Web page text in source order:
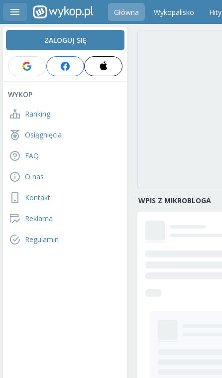
Główna Wykopalisko Hity
ZALOGUJ SIĘ
WYKOP
Ranking
Osiągnięcia
FAQ
O nas
Kontakt
Reklama
Regulamin
WPIS Z MIKROBLOGA